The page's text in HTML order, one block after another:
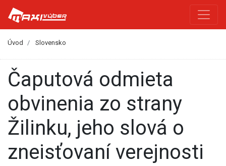
Úvod Slovensko
Čaputová odmieta
obvinenia zo strany
Žilinku, jeho slová o
zneisťovaní verejnosti